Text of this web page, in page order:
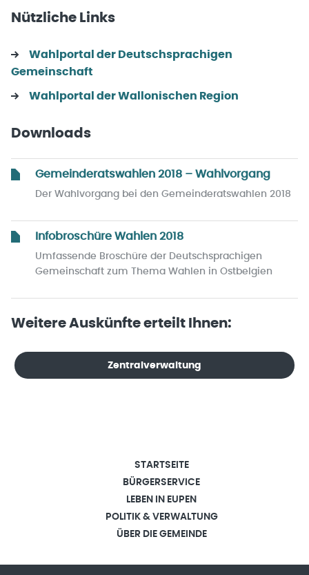
Nützliche Links
Wahlportal der Deutschsprachigen
Gemeinschaft
Wahlportal der Wallonischen Region
Downloads
Gemeinderatswahlen 2018 – Wahlvorgang
Der Wahlvorgang bei den Gemeinderatswahlen 2018
Infobroschüre Wahlen 2018
Umfassende Broschüre der Deutschsprachigen
Gemeinschaft zum Thema Wahlen in Ostbelgien
Weitere Auskünfte erteilt Ihnen:
Zentralverwaltung
STARTSEITE
BÜRGERSERVICE
LEBEN IN EUPEN
POLITIK & VERWALTUNG
ÜBER DIE GEMEINDE